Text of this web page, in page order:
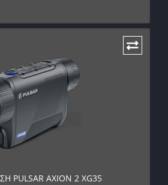
PULSAR AXION 2 XG35